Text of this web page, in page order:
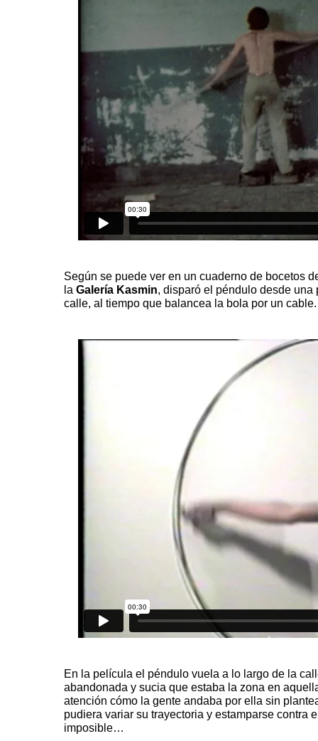
Según se puede ver en un cuaderno de bocetos
la Galería Kasmin, disparó el péndulo desde
calle, al tiempo que balancea la bola por un cable.
En la película el péndulo vuela a lo largo de la
abandonada y sucia que estaba la zona en
atención cómo la gente andaba por ella sin
pudiera variar su trayectoria y estamparse contra
imposible…